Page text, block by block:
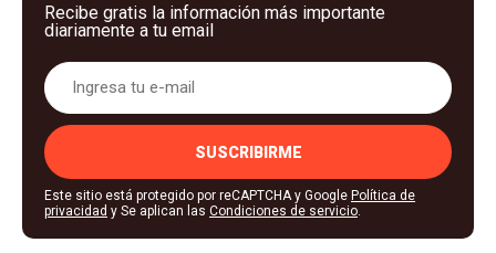
Recibe gratis la información más importante
diariamente a tu email
SUSCRIBIRME
Este sitio está protegido por reCAPTCHA y Google Política de
privacidad y Se aplican las Condiciones de servicio.